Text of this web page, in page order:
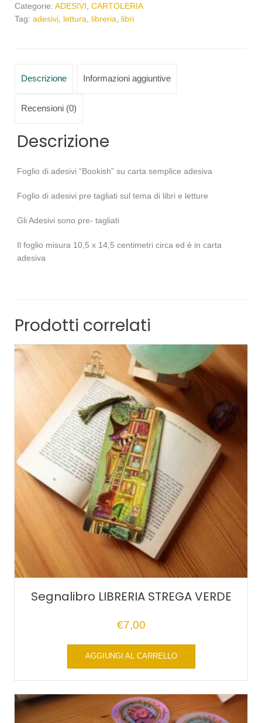
Categorie: ADESIVI CARTOLERIA
Tag: adesivi lettura libreria libri
Descrizione Informazioni aggiuntive
Recensioni (0)
Descrizione
Foglio di adesivi “Bookish” su carta semplice adesiva
Foglio di adesivi pre tagliati sul tema di libri e letture
Gli Adesivi sono pre- tagliati
Il foglio misura 10,5 x 14,5 centimetri circa ed è in carta
adesiva
Prodotti correlati
Segnalibro LIBRERIA STREGA VERDE
€7,00
AGGIUNGI AL CARRELLO